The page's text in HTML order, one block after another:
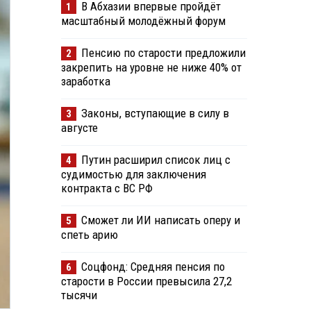
1
В Абхазии впервые пройдёт
масштабный молодёжный форум
2
Пенсию по старости предложили
закрепить на уровне не ниже 40% от
заработка
3
Законы, вступающие в силу в
августе
4
Путин расширил список лиц с
судимостью для заключения
контракта с ВС РФ
5
Сможет ли ИИ написать оперу и
спеть арию
6
Соцфонд: Средняя пенсия по
старости в России превысила 27,2
тысячи